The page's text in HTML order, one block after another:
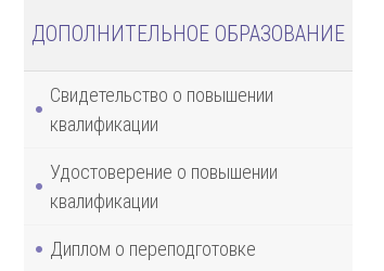
ДОПОЛНИТЕЛЬНОЕ ОБРАЗОВАНИЕ
Свидетельство о повышении
квалификации
Удостоверение о повышении
квалификации
Диплом о переподготовке